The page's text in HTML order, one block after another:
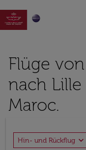

Flüge
nach
Maroc.
Hin- und Rückflug expand_more